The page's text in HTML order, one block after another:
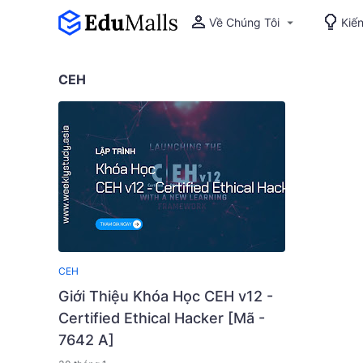
Về Chúng Tôi
CEH
CEH
Giới Thiệu Khóa Học CEH v12 -
Certified Ethical Hacker [Mã -
7642 A]